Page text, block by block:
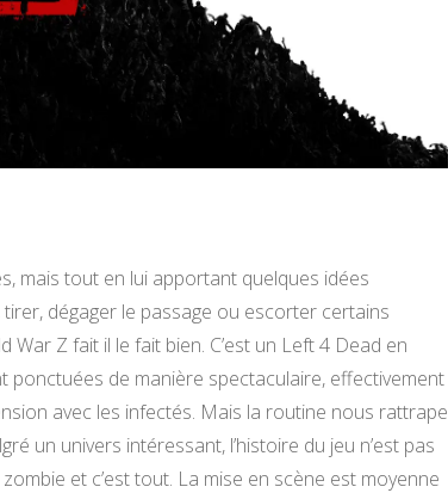
mais tout en lui apportant quelques idées
dégager le passage ou escorter certains
Z fait il le fait bien. C’est un Left 4 Dead en
de manière spectaculaire, effectivement
avec les infectés. Mais la routine nous rattrape
un univers intéressant, l’histoire du jeu n’est pas
et c’est tout. La mise en scène est moyenne